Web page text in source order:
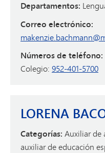
Departamentos:
Correo electrónico:
Números de teléfono:
Colegio: 952-401-5700
LORENA
Categorías: Auxiliar de
auxiliar de educación